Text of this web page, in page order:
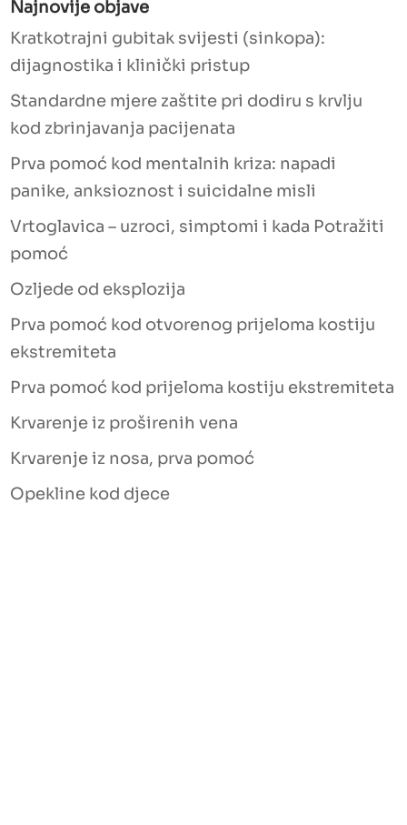
Najnovije objave
Kratkotrajni gubitak svijesti (sinkopa):
dijagnostika i klinički pristup
Standardne mjere zaštite pri dodiru s krvlju
kod zbrinjavanja pacijenata
Prva pomoć kod mentalnih kriza: napadi
panike, anksioznost i suicidalne misli
Vrtoglavica – uzroci, simptomi i kada Potražiti
pomoć
Ozljede od eksplozija
Prva pomoć kod otvorenog prijeloma kostiju
ekstremiteta
Prva pomoć kod prijeloma kostiju ekstremiteta
Krvarenje iz proširenih vena
Krvarenje iz nosa, prva pomoć
Opekline kod djece